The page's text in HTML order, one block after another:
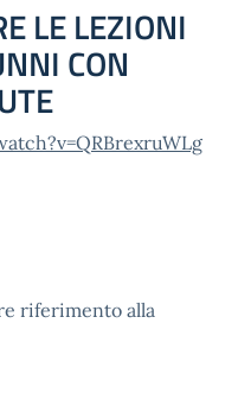
LE LEZIONI
CON
riferimento alla